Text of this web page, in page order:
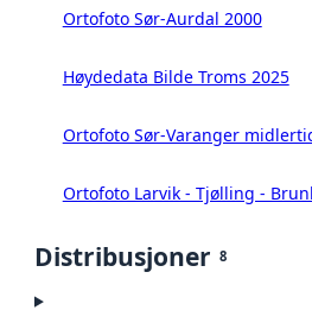
Ortofoto Sør-Aurdal 2000
Høydedata Bilde Troms 2025
Ortofoto Sør-Varanger
Ortofoto Larvik - Tjølling -
Distribusjoner 8